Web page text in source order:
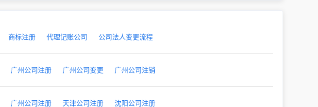
商标注册 代理记账公司 公司法人变更流程
广州公司注册 广州公司变更 广州公司注销
广州公司注册 天津公司注册 沈阳公司注册